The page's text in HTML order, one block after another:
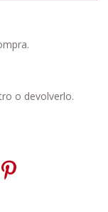
o devolverlo.